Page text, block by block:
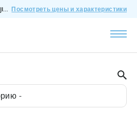
🔥 Полный доступ к Tenjin за $200/месяц - все функции, без дополнений, отмена в любое время. Посмотреть цены и характеристики
-